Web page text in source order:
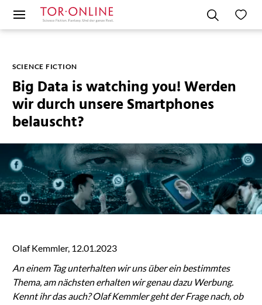
SCIENCE FICTION
Big Data is watching you! Werden
wir durch unsere Smartphones
belauscht?
Olaf Kemmler, 12.01.2023
An einem Tag unterhalten wir uns über ein bestimmtes
Thema, am nächsten erhalten wir genau dazu Werbung.
Kennt ihr das auch? Olaf Kemmler geht der Frage nach, ob